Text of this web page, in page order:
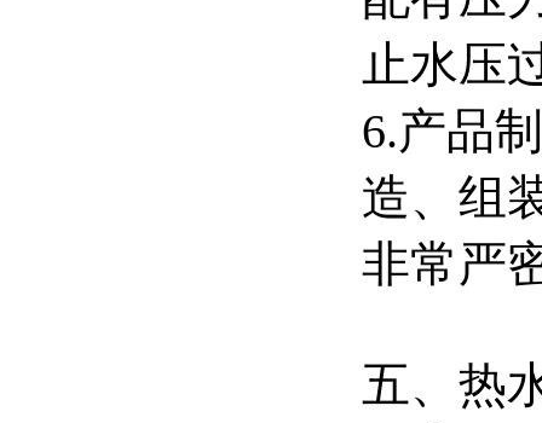
止水压
6.产品
造、组
非常严
五、热